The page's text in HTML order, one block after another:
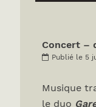
Concert –
Publié le 5
Musique
le duo